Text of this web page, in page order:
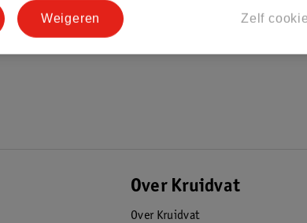
Over Kruidvat
Over Kruidvat
Zelf
Weigeren